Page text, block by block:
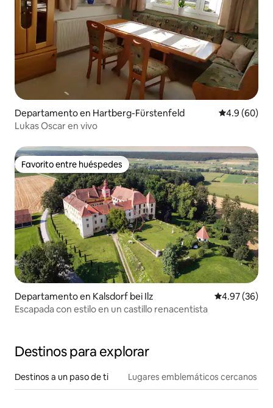
Departamento en Hartberg-Fürstenfeld Calificación
4.9 (60)
Lukas Oscar en vivo
Favorito entre huéspedes
Favorito entre huéspedes
Departamento en Kalsdorf bei Ilz Calificación
4.97 (36)
Escapada con estilo en un castillo renacentista
Destinos para explorar
Destinos a un paso de ti Lugares emblemáticos cercanos